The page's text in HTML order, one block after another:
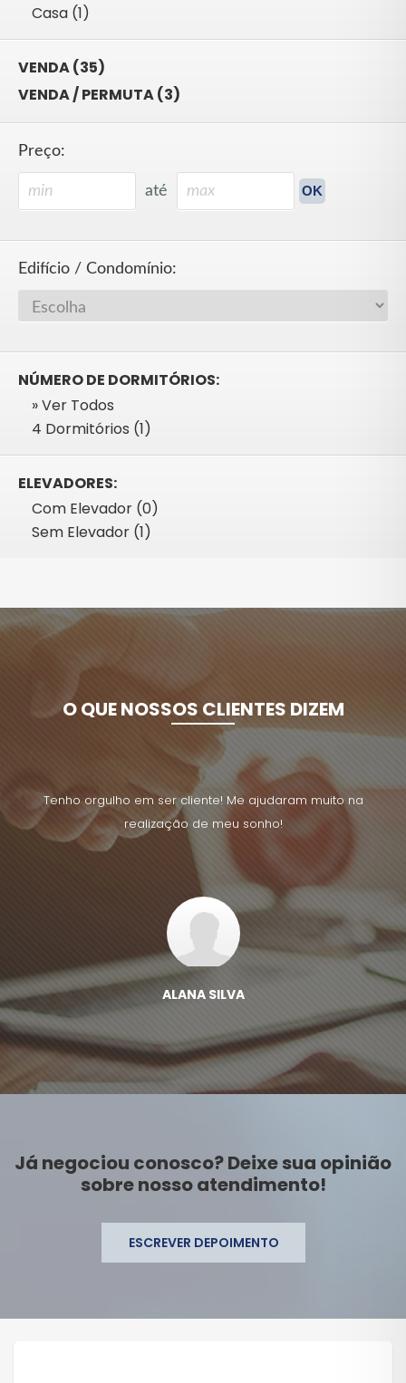
Casa (1)
VENDA (35)
VENDA / PERMUTA (3)
Preço:
até
Edifício / Condomínio:
NÚMERO DE DORMITÓRIOS:
» Ver Todos
4 Dormitórios (1)
ELEVADORES:
Com Elevador (0)
Sem Elevador (1)
O QUE NOSSOS CLIENTES DIZEM
Tenho orgulho em ser cliente! Me ajudaram muito na
realização de meu sonho!
ALANA SILVA
Já negociou conosco? Deixe sua opinião
sobre nosso atendimento!
ESCREVER DEPOIMENTO